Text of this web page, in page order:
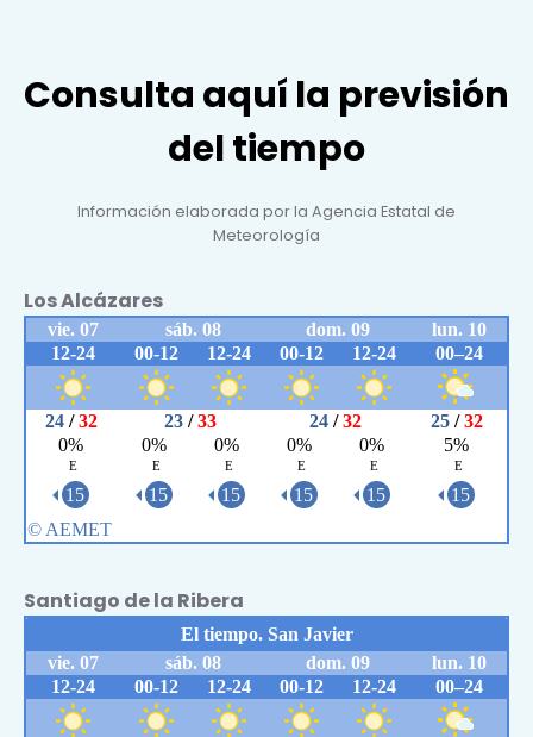
Consulta aquí la previsión
del tiempo
Información elaborada por la Agencia Estatal de
Meteorología
Los Alcázares
Santiago de la Ribera